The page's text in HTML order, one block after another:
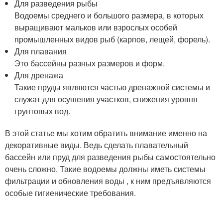
Для разведения рыбы
Водоемы среднего и большого размера, в которых
выращивают мальков или взрослых особей
промышленных видов рыб (карпов, лещей, форель).
Для плавания
Это бассейны разных размеров и форм.
Для дренажа
Такие пруды являются частью дренажной системы и
служат для осушения участков, снижения уровня
грунтовых вод.
В этой статье мы хотим обратить внимание именно на
декоративные виды. Ведь сделать плавательный
бассейн или пруд для разведения рыбы самостоятельно
очень сложно. Такие водоемы должны иметь системы
фильтрации и обновления воды , к ним предъявляются
особые гигиенические требования.